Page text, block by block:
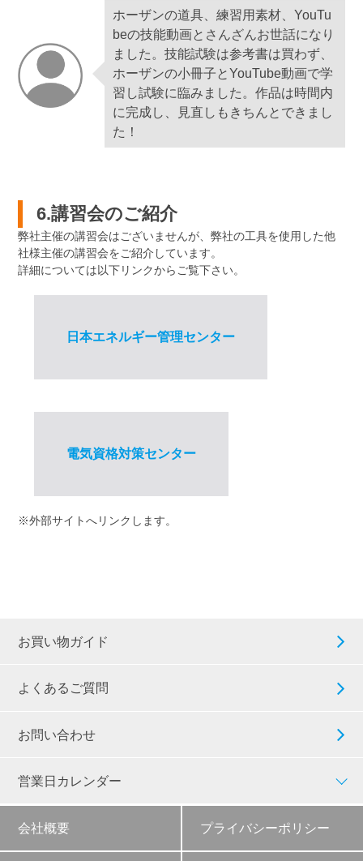
ホーザンの道具、練習用素材、YouTu
beの技能動画とさんざんお世話になり
ました。技能試験は参考書は買わず、
ホーザンの小冊子とYouTube動画で学
習し試験に臨みました。作品は時間内
に完成し、見直しもきちんとできまし
た！
6.講習会のご紹介
弊社主催の講習会はございませんが、弊社の工具を使用した他
社様主催の講習会をご紹介しています。
詳細については以下リンクからご覧下さい。
日本エネルギー管理センター
電気資格対策センター
※外部サイトへリンクします。
お買い物ガイド
よくあるご質問
お問い合わせ
営業日カレンダー
会社概要 プライバシーポリシー